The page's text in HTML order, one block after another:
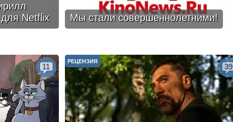
Netflix
Мы стали совершеннолетними!
11
РЕЦЕНЗИЯ
39